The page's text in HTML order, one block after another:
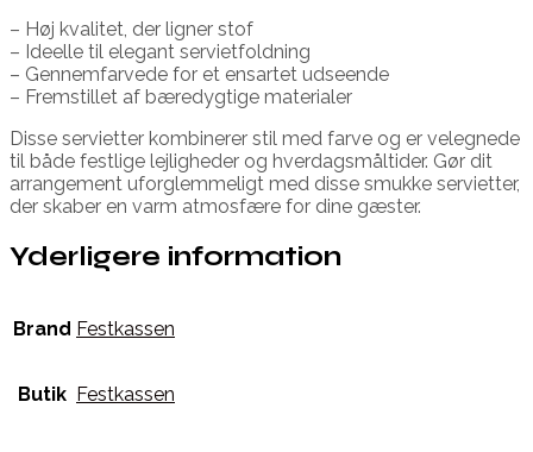
– Høj kvalitet, der ligner stof
– Ideelle til elegant servietfoldning
– Gennemfarvede for et ensartet udseende
– Fremstillet af bæredygtige materialer
Disse servietter kombinerer stil med farve og er velegnede
til både festlige lejligheder og hverdagsmåltider. Gør dit
arrangement uforglemmeligt med disse smukke servietter,
der skaber en varm atmosfære for dine gæster.
Yderligere information
Brand Festkassen
Butik Festkassen